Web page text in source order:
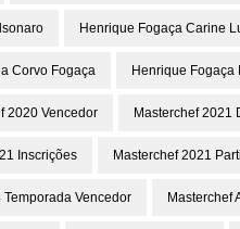
Henrique Fogaça Carine
Corvo Fogaça Henrique Fogaça
2020 Vencedor Masterchef 2021
Inscrições Masterchef 2021
Temporada Vencedor Masterchef